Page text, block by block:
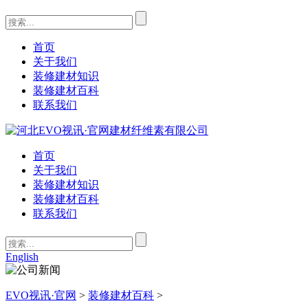
首页
关于我们
装修建材知识
装修建材百科
联系我们
首页
关于我们
装修建材知识
装修建材百科
联系我们
English
EVO视讯·官网 > 装修建材百科 >